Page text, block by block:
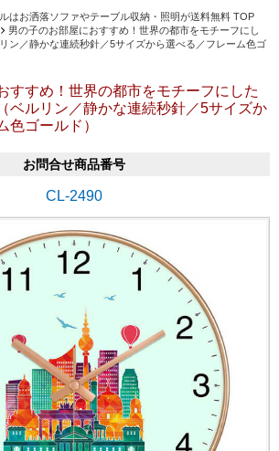
はお洒落ソファやテーブル収納・照明が送料無料 TOP
男の子のお部屋におすすめ！世界の都市をモチーフにし
ン／静かな連続秒針／5サイズから選べる／フレーム色ゴ
すすめ！世界の都市をモチーフにした
ベルリン／静かな連続秒針／5サイズか
色ゴールド）
お問合せ商品番号
CL-2490